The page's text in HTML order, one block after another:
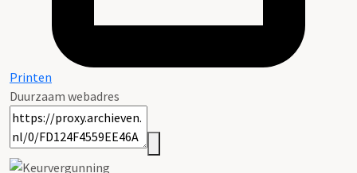
Printen
Duurzaam webadres